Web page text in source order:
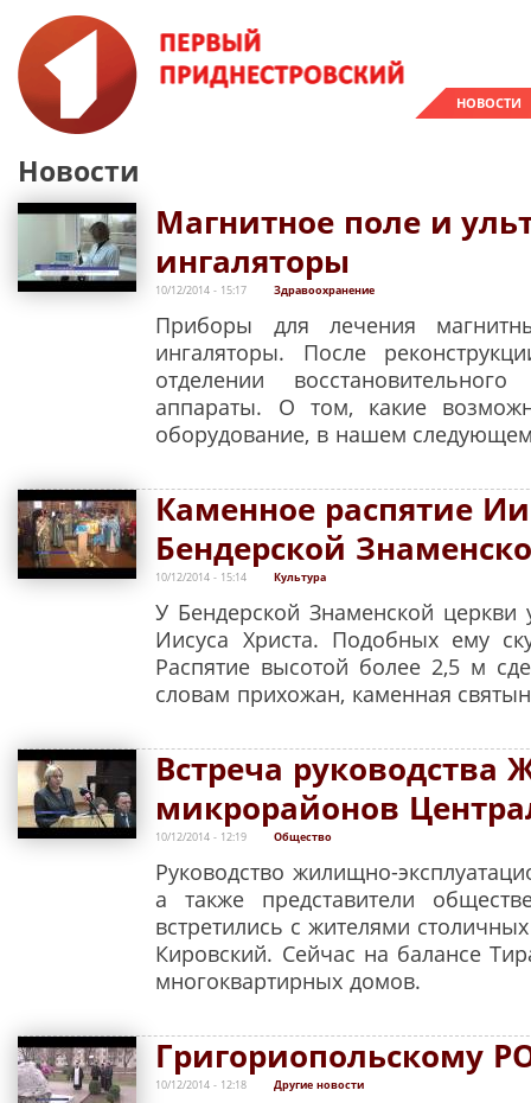
НОВОСТИ
Новости
Магнитное поле и
ингаляторы
10/12/2014 - 15:17 Здравоохранение
Приборы для лечения
ингаляторы. После
отделении
аппараты. О том, какие
оборудование, в нашем
Каменное распятие
Бендерской
10/12/2014 - 15:14 Культура
У Бендерской Знаменской церкви
Иисуса Христа. Подобных ему
Распятие высотой более 2,5 м
словам прихожан, каменная
Встреча
микрорайонов
10/12/2014 - 12:19 Общество
Руководство жилищно-
а также представители
встретились с жителями
Кировский. Сейчас на балансе
многоквартирных домов.
Григориопольскому
10/12/2014 - 12:18 Другие новости